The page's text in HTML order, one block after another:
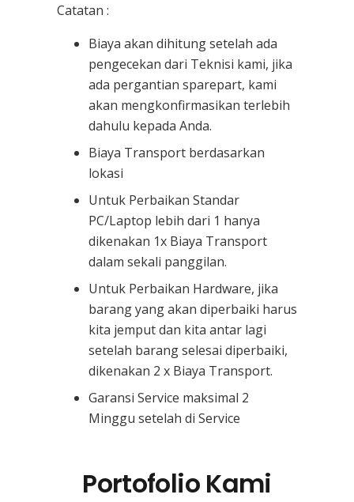
Catatan :
Biaya akan dihitung setelah ada
pengecekan dari Teknisi kami, jika
ada pergantian sparepart, kami
akan mengkonfirmasikan terlebih
dahulu kepada Anda.
Biaya Transport berdasarkan
lokasi
Untuk Perbaikan Standar
PC/Laptop lebih dari 1 hanya
dikenakan 1x Biaya Transport
dalam sekali panggilan.
Untuk Perbaikan Hardware, jika
barang yang akan diperbaiki harus
kita jemput dan kita antar lagi
setelah barang selesai diperbaiki,
dikenakan 2 x Biaya Transport.
Garansi Service maksimal 2
Minggu setelah di Service
Portofolio Kami